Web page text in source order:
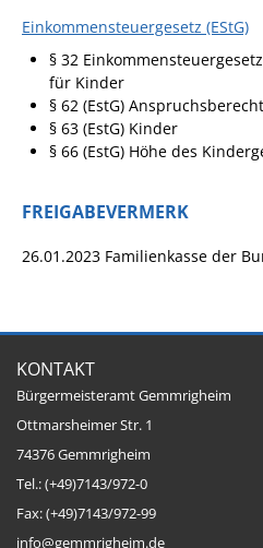
Einkommensteuergesetz (EStG)
§ 32
für Kinder
§ 62 (EstG)
§ 63 (EstG) Kinder
§ 66 (EstG) Höhe des
FREIGABEVERMERK
26.01.2023 Familienkasse der
KONTAKT
Bürgermeisteramt Gemmrigheim
Ottmarsheimer Str. 1
74376 Gemmrigheim
Tel.: (+49)7143/972-0
Fax: (+49)7143/972-99
info@gemmrigheim.de